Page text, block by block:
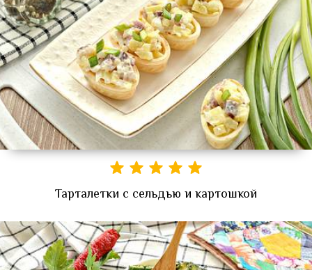
Тарталетки с сельдью и картошкой